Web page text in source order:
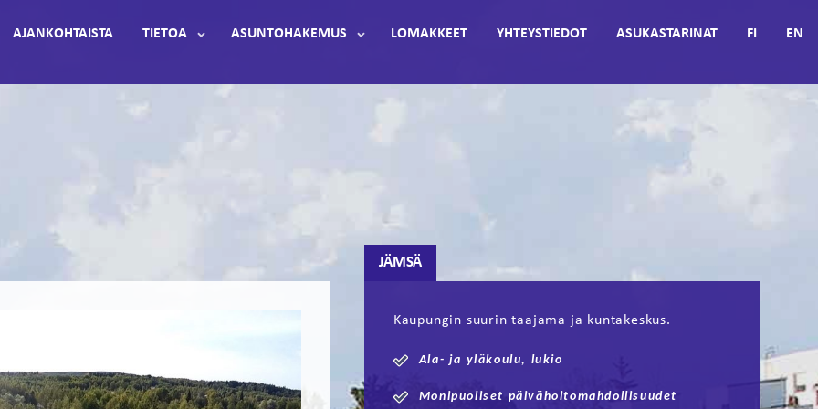
AJANKOHTAISTA TIETOA ASUNTOHAKEMUS LOMAKKEET YHTEYSTIEDOT ASUKASTARINAT FI EN
JÄMSÄ
Kaupungin suurin taajama ja kuntakeskus.
Ala- ja yläkoulu, lukio
Monipuoliset päivähoitomahdollisuudet